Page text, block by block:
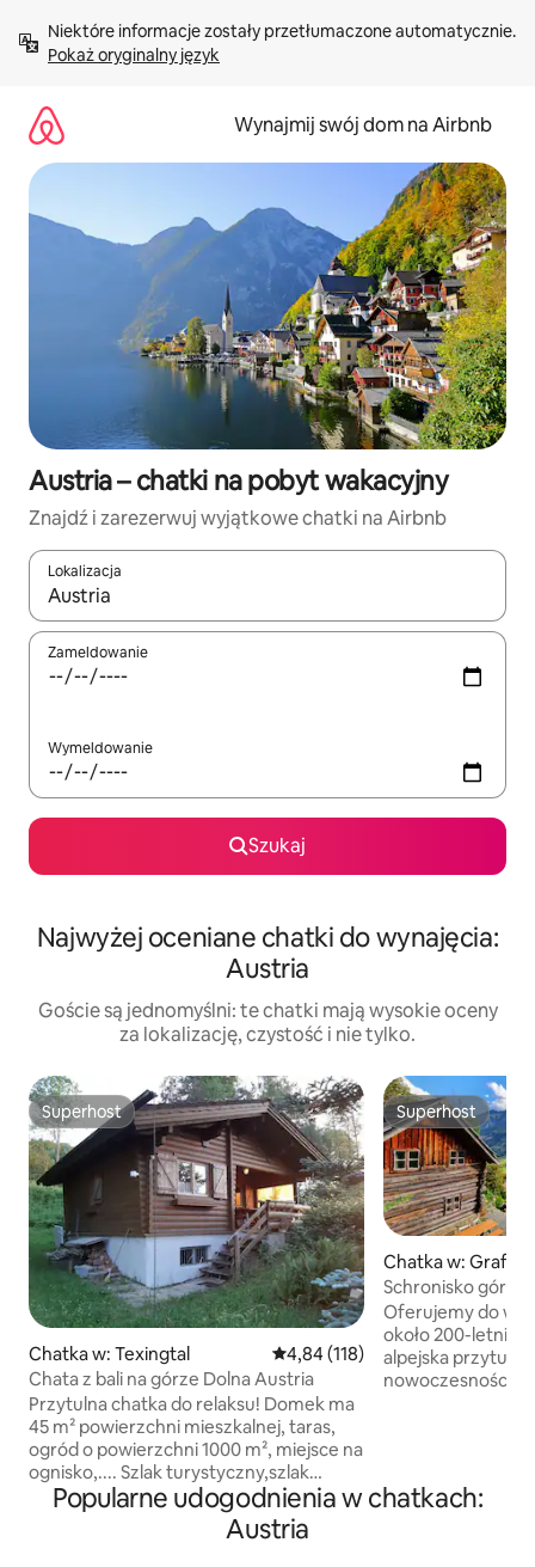
treści Pokaż oryginalny język
Wynajmij swój dom na Airbnb
Austria – chatki na pobyt wakacyjny
Znajdź i zarezerwuj wyjątkowe chatki na Airbnb
Lokalizacja
Gdy wyniki będą dostępne, możesz poruszać się po nich za
Zameldowanie
Wymeldowanie
Szukaj
Najwyżej oceniane chatki do wynajęcia:
Austria
Goście są jednomyślni: te chatki mają wysokie oceny
za lokalizację, czystość i nie tylko.
Superhost
Superhost
Chatka w: Texingtal Średnia ocena: 4,84 na 5, liczba
4,84 (118)
Chata z bali na górze Dolna Austria
Przytulna chatka do relaksu! Domek ma
45 m² powierzchni mieszkalnej, taras,
ogród o powierzchni 1000 m², miejsce na
ognisko,.... Szlak turystyczny,szlak
rowerowy biegnie bezpośrednio obok
chatki! następny domek w górach około
35 minut spacerem pieszo Ort
Superhost
Superhost
Chatka w:
Schronisko
n.p.m. z sauną na
Oferujemy do
około 200-letnią,
alpejska
nowoczesnością.
zboczu. Ten rustykalny schronisko
znajduje się
Popularne udogodnienia w chatkach:
Austria